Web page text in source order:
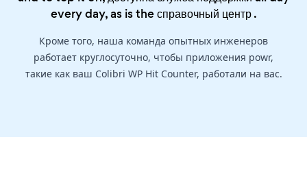
every day, as is theсправочный центр.
Кроме того, наша команда опытных инженеров
работает круглосуточно, чтобы приложения powr,
такие как ваш Colibri WP Hit Counter, работали на вас.